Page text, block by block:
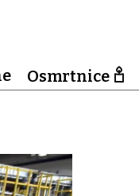
Osmrtnice